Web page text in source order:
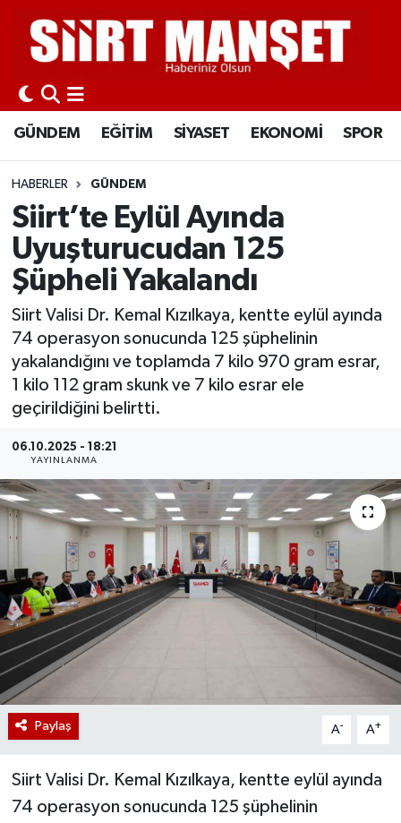
GÜNDEM EĞİTİM SİYASET EKONOMİ SPOR
HABERLER GÜNDEM
Siirt’te Eylül Ayında
Uyuşturucudan 125
Şüpheli Yakalandı
Siirt Valisi Dr. Kemal Kızılkaya, kentte eylül ayında
74 operasyon sonucunda 125 şüphelinin
yakalandığını ve toplamda 7 kilo 970 gram esrar,
1 kilo 112 gram skunk ve 7 kilo esrar ele
geçirildiğini belirtti.
06.10.2025 - 18:21
YAYINLANMA
Paylaş A- A+
Siirt Valisi Dr. Kemal Kızılkaya, kentte eylül ayında
74 operasyon sonucunda 125 şüphelinin
GÜNDEM
EĞİTİM
SİYASET
EKONOMİ
SPOR
İLÇELER
KÜLTÜR-SANAT
SAĞLIK-YAŞAM
Siirt Nöbetçi Eczaneler
Siirt Hava Durumu
Siirt Namaz Vakitleri
Siirt Trafik Yoğunluk Haritası
Süper Lig Puan Durumu ve Fikstür
Tüm Manşetler
Son Dakika Haberleri
Haber Arşivi